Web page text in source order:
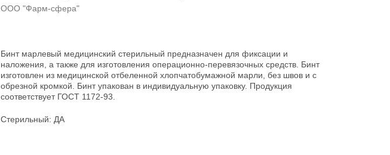
ООО "Фарм-сфера"
Бинт марлевый медицинский стерильный предназначен для фиксации и
наложения, а также для изготовления операционно-перевязочных средств. Бинт
изготовлен из медицинской отбеленной хлопчатобумажной марли, без швов и с
обрезной кромкой. Бинт упакован в индивидуальную упаковку. Продукция
соответствует ГОСТ 1172-93.
Стерильный: ДА